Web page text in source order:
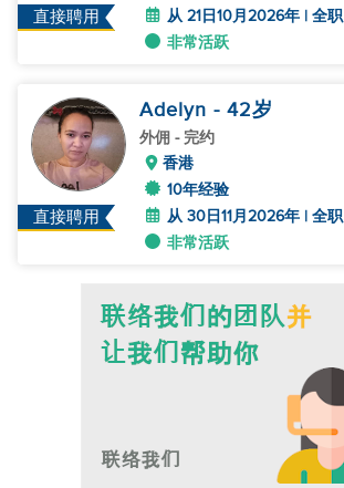
直接聘用
从 21日10月2026年 | 全职
非常活跃
直接聘用
Adelyn - 42岁
外佣 - 完约
香港
10年经验
从 30日11月2026年 | 全职
非常活跃